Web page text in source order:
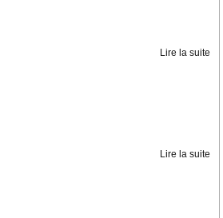
Lire la suite
Lire la suite